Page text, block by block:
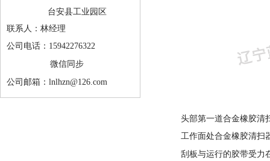
台安县工业园区
联系人：林经理
公司电话：15942276322
微信同步
公司邮箱：lnlhzn@126.com
头部第一道合金橡胶清
工作面处合金橡胶清扫
刮板与运行的胶带受力